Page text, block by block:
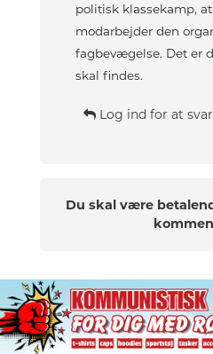
politisk klassekamp,
modarbejder den
fagbevægelse. Det er
skal findes.
Log ind for at
Du skal være